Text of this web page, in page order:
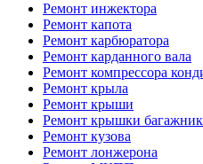
Ремонт инжектора
Ремонт капота
Ремонт карбюратора
Ремонт карданного вала
Ремонт компрессора
Ремонт крыла
Ремонт крыши
Ремонт крышки
Ремонт кузова
Ремонт лонжерона